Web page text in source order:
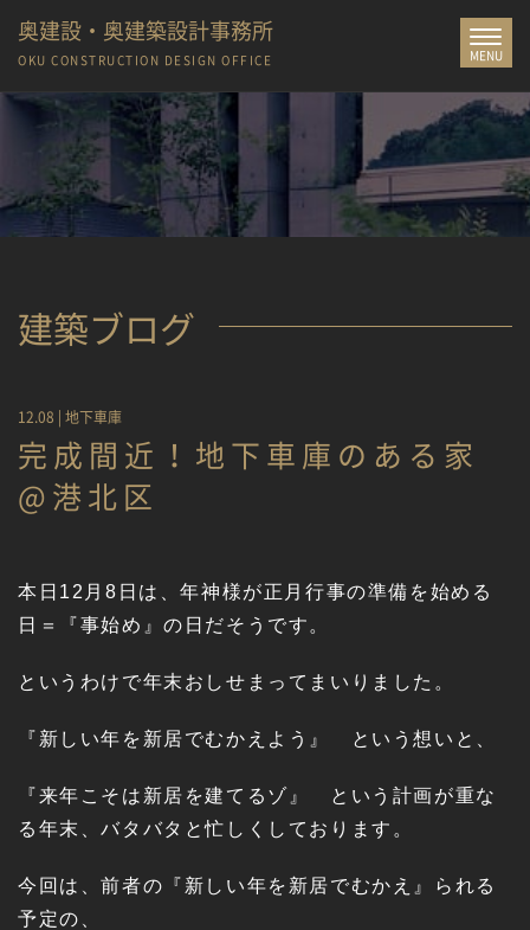
Toggle
MENU
奥建設・奥建築設計事務所
OKU CONSTRUCTION DESIGN OFFICE
建築ブログ
12.08 | 地下車庫
完成間近！地下車庫のある家
@港北区
本日12月8日は、年神様が正月行事の準備を始める
日＝『事始め』の日だそうです。
というわけで年末おしせまってまいりました。
『新しい年を新居でむかえよう』 という想いと、
『来年こそは新居を建てるゾ』 という計画が重な
る年末、バタバタと忙しくしております。
今回は、前者の『新しい年を新居でむかえ』られる
予定の、